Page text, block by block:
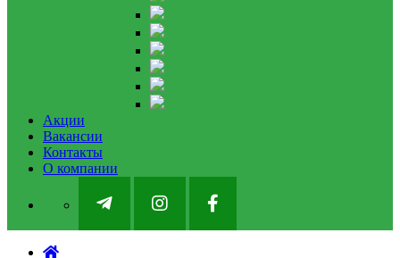
Акции
Вакансии
Контакты
О компании